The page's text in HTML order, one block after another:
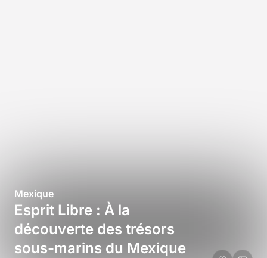
Mexique
Esprit Libre : À la
découverte des trésors
sous-marins du Mexique